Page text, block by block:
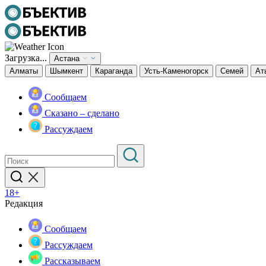
Загрузка...
Астана
Алматы
Шымкент Караганда Усть-Каменогорск Семей
Сообщаем
Сказано – сделано
Рассуждаем
18+
Редакция
Сообщаем
Рассуждаем
Рассказываем